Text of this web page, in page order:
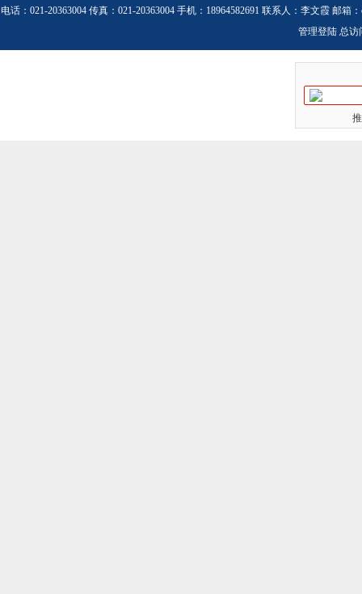
电话：021-20363004 传真：021-20363004 手机：18964582691 联系人：李文霞 邮箱：
管理登陆 总访